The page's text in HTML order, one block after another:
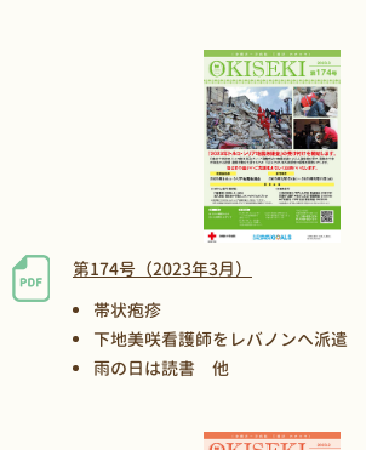
第174号（2023年3月）
帯状疱疹
下地美咲看護師をレバノンへ派遣
雨の日は読書 他